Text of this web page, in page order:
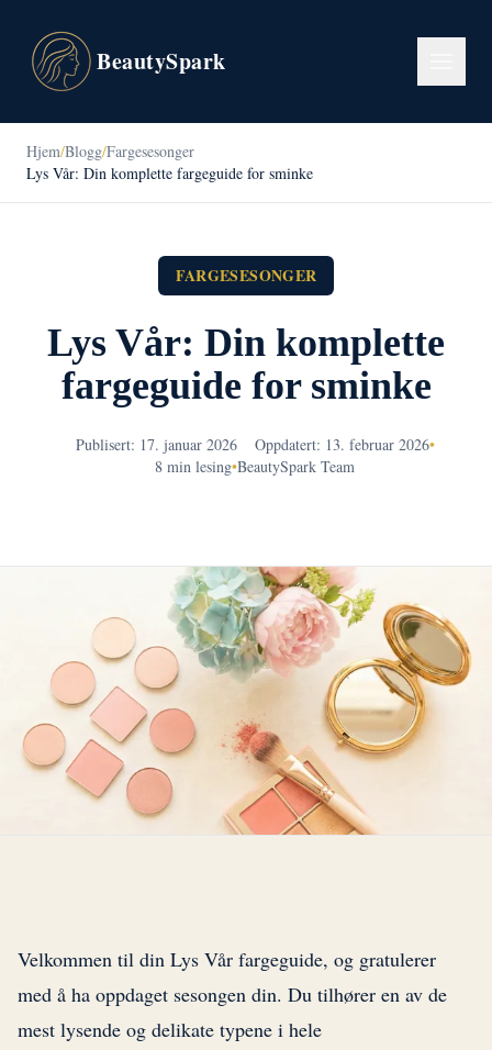
BeautySpark
Hjem/Blogg/Fargesesonger
Lys Vår: Din komplette fargeguide for sminke
FARGESESONGER
Lys Vår: Din komplette
fargeguide for sminke
Publisert: 17. januar 2026 Oppdatert: 13. februar 2026•
8 min lesing•BeautySpark Team
Velkommen til din Lys Vår fargeguide, og gratulerer
med å ha oppdaget sesongen din. Du tilhører en av de
mest lysende og delikate typene i hele